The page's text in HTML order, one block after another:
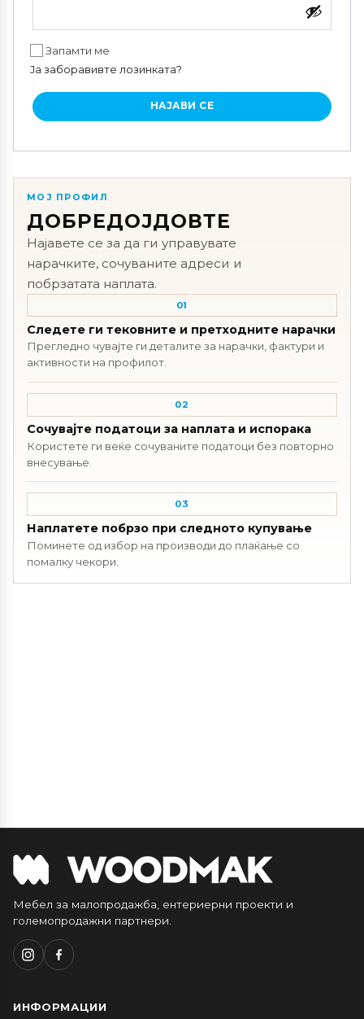
Запамти ме
Ја заборавивте лозинката?
НАЈАВИ СЕ
МОЈ ПРОФИЛ
ДОБРЕДОЈДОВТЕ
Најавете се за да ги управувате
нарачките, сочуваните адреси и
побрзатата наплата.
01
Следете ги тековните и претходните нарачки
Прегледно чувајте ги деталите за нарачки, фактури и
активности на профилот.
02
Сочувајте податоци за наплата и испорака
Користете ги веќе сочуваните податоци без повторно
внесување.
03
Наплатете побрзо при следното купување
Поминете од избор на производи до плаќање со
помалку чекори.
Мебел за малопродажба, ентериерни проекти и
големопродажни партнери.
ИНФОРМАЦИИ